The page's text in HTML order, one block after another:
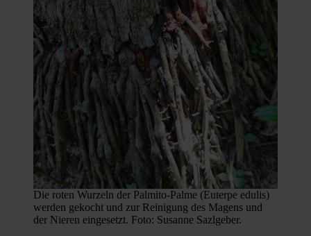
Die roten Wurzeln der Palmito-Palme (Euterpe edulis)
werden gekocht und zur Reinigung des Magens und
der Nieren eingesetzt. Foto: Susanne Sazlgeber.